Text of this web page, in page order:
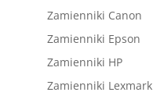
Zamienniki Canon
Zamienniki Epson
Zamienniki HP
Zamienniki Lexmark